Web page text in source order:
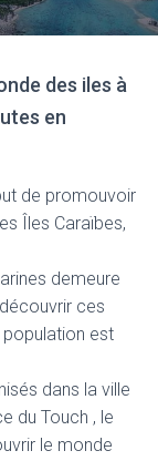
des iles à
en
de promouvoir
Îles Caraïbes,
demeure
ces
est
dans la ville
du Touch , le
le monde